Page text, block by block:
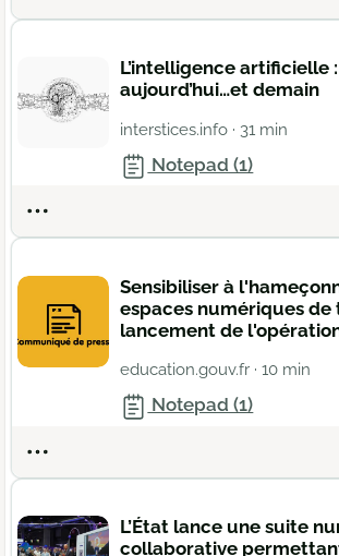
L’intelligence artificielle :
aujourd’hui…et demain
interstices.info · 31 min
Notepad (1)
Sensibiliser à
espaces numériques de
lancement de
education.gouv.fr · 10 min
Notepad (1)
L’État lance une suite
collaborative